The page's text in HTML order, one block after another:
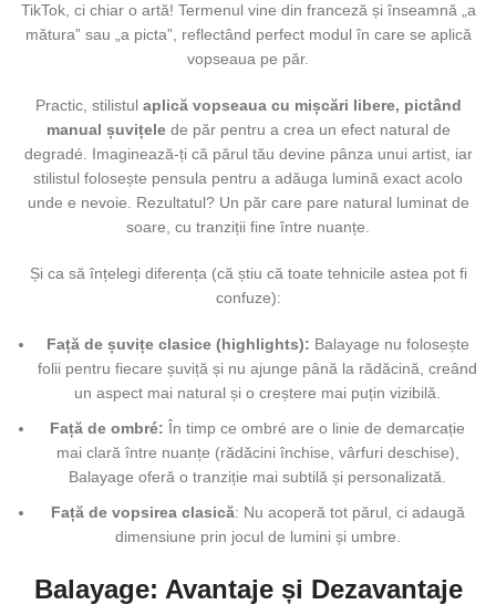
TikTok, ci chiar o artă! Termenul vine din franceză și înseamnă „a
mătura” sau „a picta”, reflectând perfect modul în care se aplică
vopseaua pe păr.
Practic, stilistul aplică vopseaua cu mișcări libere, pictând
manual șuvițelede păr pentru a crea un efect natural de
degradé. Imaginează-ți că părul tău devine pânza unui artist, iar
stilistul folosește pensula pentru a adăuga lumină exact acolo
unde e nevoie. Rezultatul? Un păr care pare natural luminat de
soare, cu tranziții fine între nuanțe.
Și ca să înțelegi diferența (că știu că toate tehnicile astea pot fi
confuze):
Față de șuvițe clasice (highlights): Balayage nu folosește
folii pentru fiecare șuviță și nu ajunge până la rădăcină, creând
un aspect mai natural și o creștere mai puțin vizibilă.
Față de ombré: În timp ce ombré are o linie de demarcație
mai clară între nuanțe (rădăcini închise, vârfuri deschise),
Balayage oferă o tranziție mai subtilă și personalizată.
Față de vopsirea clasică: Nu acoperă tot părul, ci adaugă
dimensiune prin jocul de lumini și umbre.
Balayage: Avantaje și Dezavantaje